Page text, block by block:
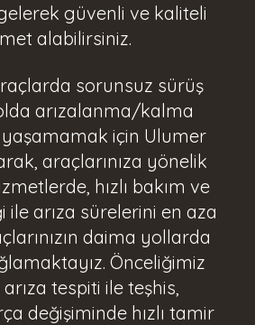
güvenli ve kaliteli
alabilirsiniz.
sorunsuz sürüş
arızalanma/kalma
için Ulumer
araçlarınıza yönelik
hızlı bakım ve
ile arıza sürelerini en aza
daima yollarda
Önceliğimiz
tespiti ile teşhis,
değişiminde hızlı tamir